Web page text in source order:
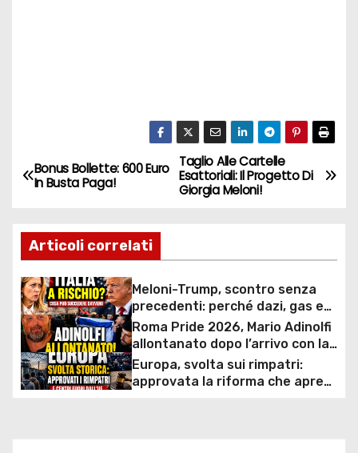
N
v
i
g
a
z
Taglio Alle Cartelle
Esattoriali: Il Progetto Di
Giorgia Meloni!
Bonus Bollette: 600 Euro
In Busta Paga!
Articoli correlati
Meloni-Trump, scontro senza
precedenti: perché dazi, gas e
rapporti diplomatici possono
costare caro all’Italia
Roma Pride 2026, Mario Adinolfi
allontanato dopo l’arrivo con la
bandiera di Israele: scontro
politico e polemiche sui diritti
Europa, svolta sui rimpatri:
approvata la riforma che apre